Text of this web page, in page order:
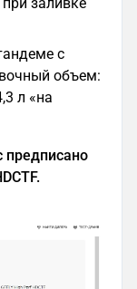
с
объем:
л «на
предписано